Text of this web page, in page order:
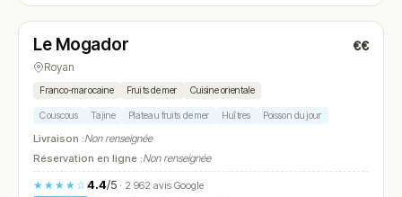
N° 28
Le Mogador €€
Royan
Franco-marocaine Fruits de mer Cuisine orientale
Couscous Tajine Plateau fruits de mer Huîtres Poisson du jour
Livraison :Non renseignée
Réservation en ligne :Non renseignée
★★★★☆4.4/5· 2 962 avis Google